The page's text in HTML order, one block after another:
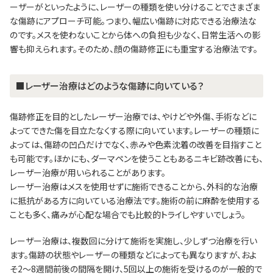
ーザーがといったように、レーザーの種類を使い分けることでさまざま
な傷跡にアプローチ可能。つまり、幅広い傷跡に対応できる治療法な
のです。メスを使わないことから体への負担も少なく、日常生活への影
響も抑えられます。そのため、顔の傷跡修正にも重宝する治療法です。
■レーザー治療はどのような傷跡に向いている？
傷跡修正を目的としたレーザー治療では、やけどや外傷、手術などに
よってできた傷を目立たなくする際に向いています。レーザーの種類に
よっては、傷跡の凹凸だけでなく、赤みや色素沈着の改善を目指すこと
も可能です。ほかにも、ダーマペンを使うこともあるニキビ跡改善にも、
レーザー治療が用いられることがあります。
レーザー治療はメスを使用せずに施術できることから、外科的な治療
に抵抗がある方に向いている治療法です。施術の前に麻酔を使用する
ことも多く、痛みが心配な場合でも比較的トライしやすいでしょう。
レーザー治療は、複数回に分けて施術を実施し、少しずつ治療を行い
ます。傷跡の状態やレーザーの種類などによっても異なりますが、およ
そ2～8週間前後の間隔を開け、5回以上の施術を受けるのが一般的で